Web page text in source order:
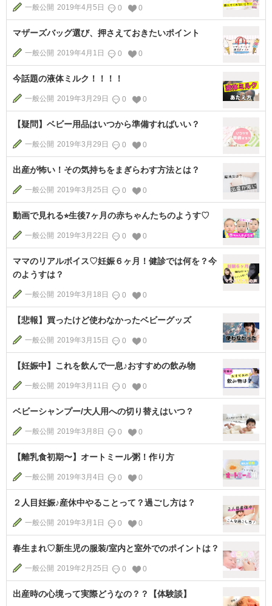
一般公開 2019年4月5日 0 0
マザーズバッグ選び、押さえておきたいポイント
一般公開 2019年4月1日 0 0
今話題の液体ミルク！！！！
一般公開 2019年3月29日 0 0
【疑問】ベビー用品はいつから準備すればいい？
一般公開 2019年3月29日 0 0
出産が怖い！その気持ちをまぎらわす方法とは？
一般公開 2019年3月25日 0 0
動画で見れる⭐︎生後7ヶ月の赤ちゃんたちのようす♡
一般公開 2019年3月22日 0 0
ママのリアルボイス♡妊娠６ヶ月！健診では何を？今
のようすは？
一般公開 2019年3月18日 0 0
【悲報】買ったけど使わなかったベビーグッズ
一般公開 2019年3月15日 0 0
【妊娠中】これを飲んで一息♪おすすめの飲み物
一般公開 2019年3月11日 0 0
ベビーシャンプー/大人用への切り替えはいつ？
一般公開 2019年3月8日 0 0
【離乳食初期〜】オートミール粥！作り方
一般公開 2019年3月4日 0 0
２人目妊娠♪産休中やることって？過ごし方は？
一般公開 2019年3月1日 0 0
春生まれ♡新生児の服装/室内と室外でのポイントは？
一般公開 2019年2月25日 0 0
出産時の心境って実際どうなの？？【体験談】